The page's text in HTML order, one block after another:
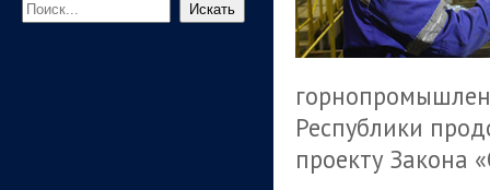
Искать
Республики
проекту Закона